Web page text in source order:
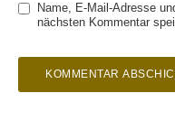
Name, E-Mail-Adresse
nächsten Kommentar